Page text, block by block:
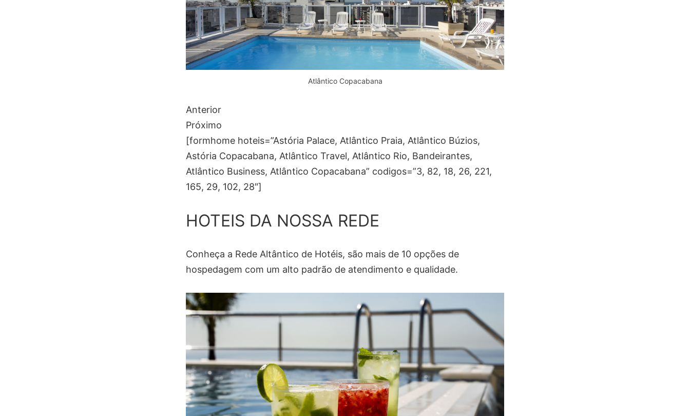
Atlântico Copacabana
Anterior
Próximo
[formhome hoteis=”Astória Palace, Atlântico Praia, Atlântico Búzios,
Astória Copacabana, Atlântico Travel, Atlântico Rio, Bandeirantes,
Atlântico Business, Atlântico Copacabana” codigos=”3, 82, 18, 26, 221,
165, 29, 102, 28″]
HOTEIS DA NOSSA REDE
Conheça a Rede Altântico de Hotéis, são mais de 10 opções de
hospedagem com um alto padrão de atendimento e qualidade.